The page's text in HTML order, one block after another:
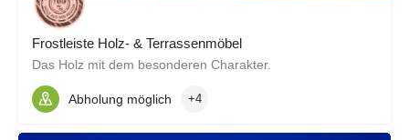
Frostleiste Holz- & Terrassenmöbel
Das Holz mit dem besonderen Charakter.
Abholung möglich +4